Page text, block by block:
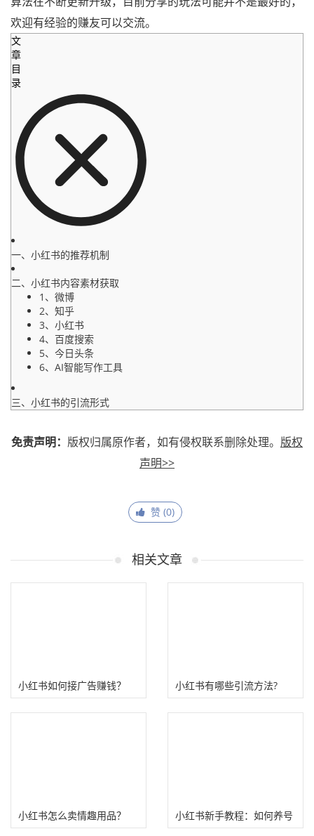
欢迎有经验的赚友可以交流。
文
章
目
录
一、小红书的推荐机制
二、小红书内容素材获取
1、微博
2、知乎
3、小红书
4、百度搜索
5、今日头条
6、AI智能写作工具
三、小红书的引流形式
免责声明： 版权归属原作者，如有侵权联系删除处理。 版权
声明>>
赞 (0)
相关文章
小红书如何接广告赚钱？
（小红书博主变现搞钱秘
小红书有哪些引流方法?
小红书怎么卖情趣用品？
小红书新手教程：如何养号